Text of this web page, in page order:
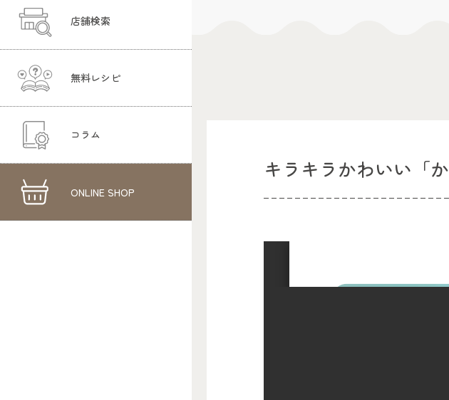
店舗検索
無料レシピ
コラム
ONLINE SHOP
キラキラかわいい「